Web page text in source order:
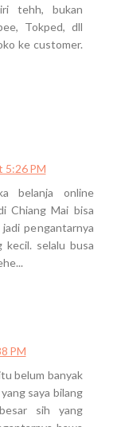
tehh, bukan
Tokped, dll
ke customer.
5:26 PM
belanja online
Chiang Mai bisa
pengantarnya
kecil. selalu busa
PM
belum banyak
saya bilang
sih yang